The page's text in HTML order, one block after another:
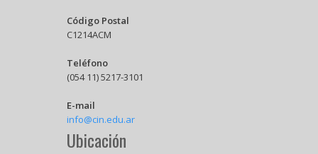
Código Postal
C1214ACM
Teléfono
(054 11) 5217-3101
E-mail
info@cin.edu.ar
Ubicación